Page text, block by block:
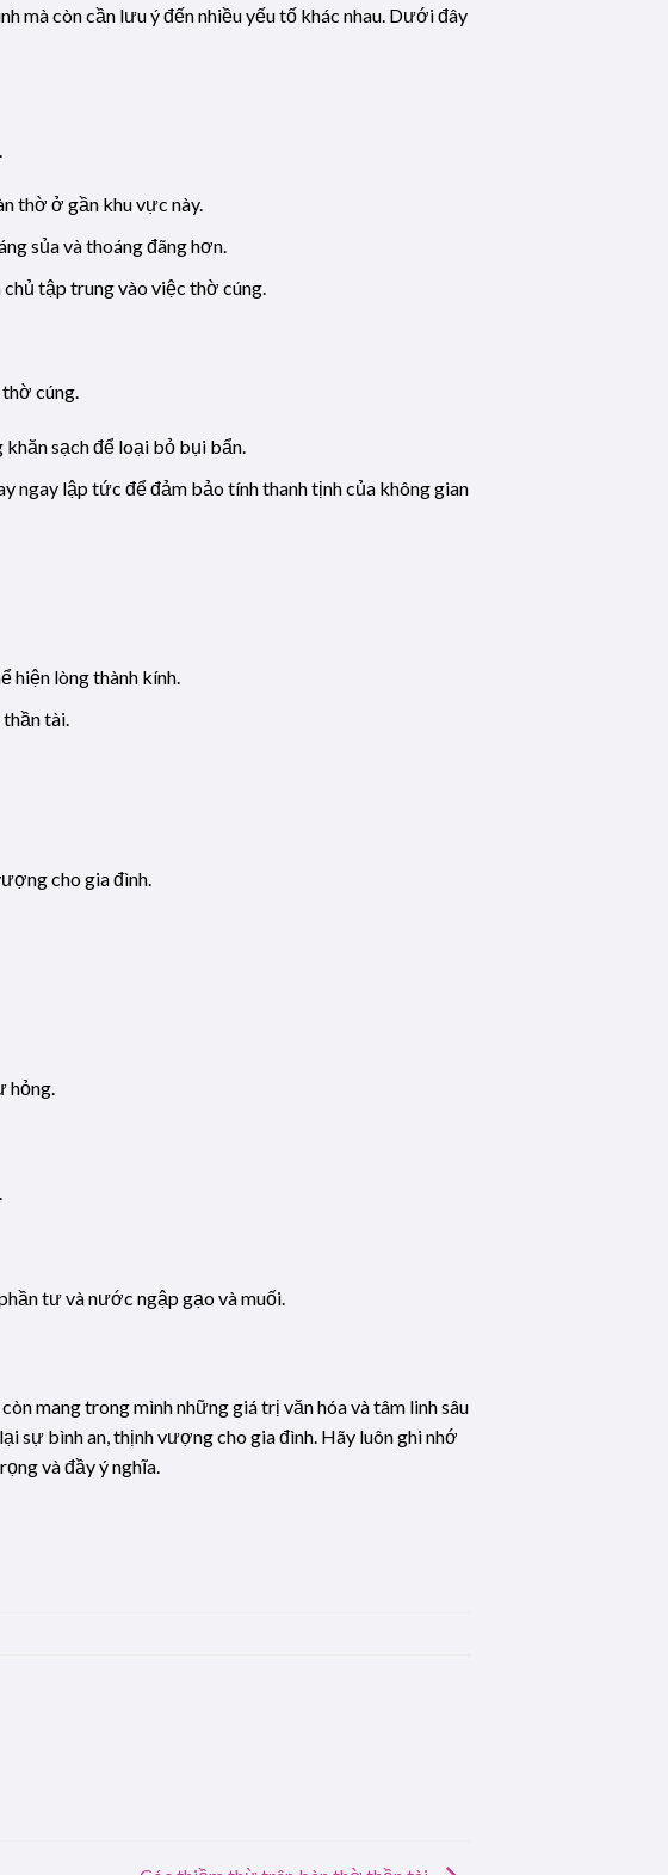
mà còn cần lưu ý đến nhiều yếu tố khác nhau. Dưới đây
thờ ở gần khu vực này.
sủa và thoáng đãng hơn.
tập trung vào việc thờ cúng.
cúng.
sạch để loại bỏ bụi bẩn.
ngay lập tức để đảm bảo tính thanh tịnh của không gian
hiện lòng thành kính.
tài.
cho gia đình.
hỏng.
tư và nước ngập gạo và muối.
mang trong mình những giá trị văn hóa và tâm linh sâu
sự bình an, thịnh vượng cho gia đình. Hãy luôn ghi nhớ
và đầy ý nghĩa.